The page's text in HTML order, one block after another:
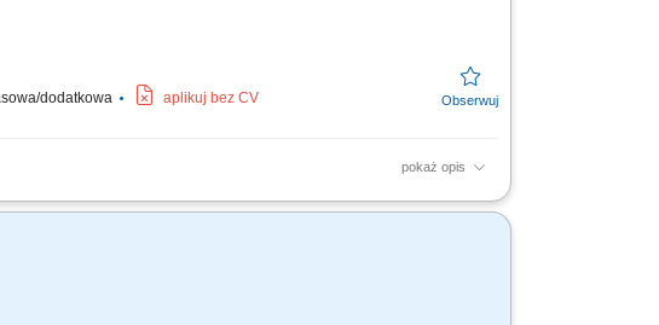
dodatkowa aplikuj bez CV
pokaż opis
€/godz. netto. Zakres obowiązków: Sadzenie, zbieranie,